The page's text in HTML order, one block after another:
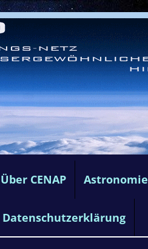
Über CENAP Astronomie
Datenschutzerklärung